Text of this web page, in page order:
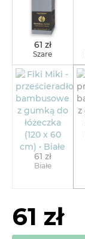
61 zł
Szare
61 zł
Białe
61 zł